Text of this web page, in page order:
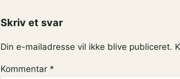
Skriv et svar
Din e-mailadresse vil ikke blive publiceret.
Kommentar *